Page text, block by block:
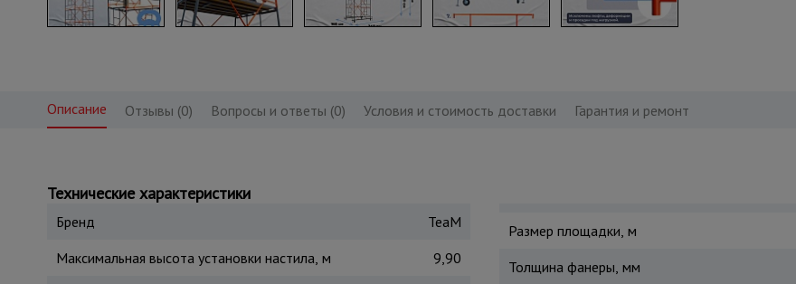
Описание Отзывы (0) Вопросы и ответы (0) Условия и стоимость доставки Гарантия и ремонт
Технические характеристики
Бренд
TeaM
Максимальная высота установки настила, м
9,90
Размер площадки, м
Толщина фанеры, мм